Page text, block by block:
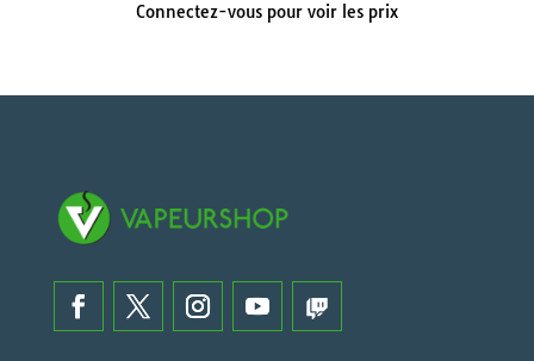
Connectez-vous pour voir les prix